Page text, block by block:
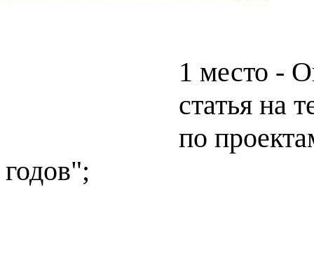
1 место -
статья на
по
годов";